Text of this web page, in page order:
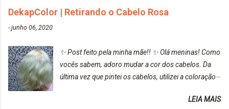
cinza... FICOU LINDOOOOO!!! Cabelo antes: Cabelo
depois: Bom, sobre a tinta, eu achei ela muito liquida,
tinta ficava manchado. Meu banheiro inteiro ficou
rosa, minha mão, meu corpo todo, porém, ela tem
uma fixação muito boa (Deu para perceber kkk) Sem
DekapColor | Retirando o Cabelo Rosa
-junho 06, 2020
✨ Post feito pela minha mãe!! ✨ Olá meninas! Como
vocês sabem, adoro mudar a cor dos cabelos. Da
última vez que pintei os cabelos, utilizei a coloração
ressaltar que meu cabelo estava platinado. O tom
LEIA MAIS